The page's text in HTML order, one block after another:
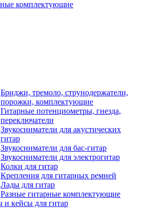
комплектующие
Бриджи, тремоло, струнодержатели,
порожки, комплектующие
Гитарные потенциометры, гнезда,
переключатели
Звукосниматели для акустических
гитар
Звукосниматели для бас-гитар
Звукосниматели для электрогитар
Колки для гитар
Крепления для гитарных ремней
Лады для гитар
Разные гитарные комплектующие
и кейсы для гитар